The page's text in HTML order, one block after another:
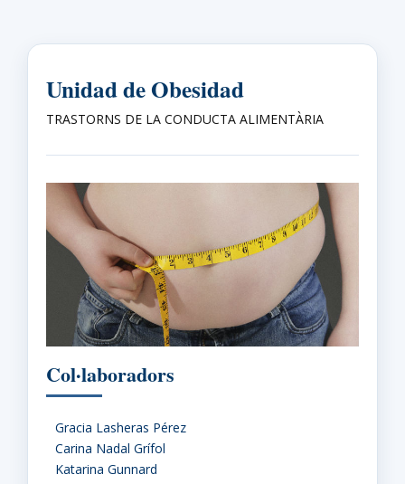
Unidad de Obesidad
TRASTORNS DE LA CONDUCTA ALIMENTÀRIA
Col·laboradors
Gracia Lasheras Pérez
Carina Nadal Grífol
Katarina Gunnard